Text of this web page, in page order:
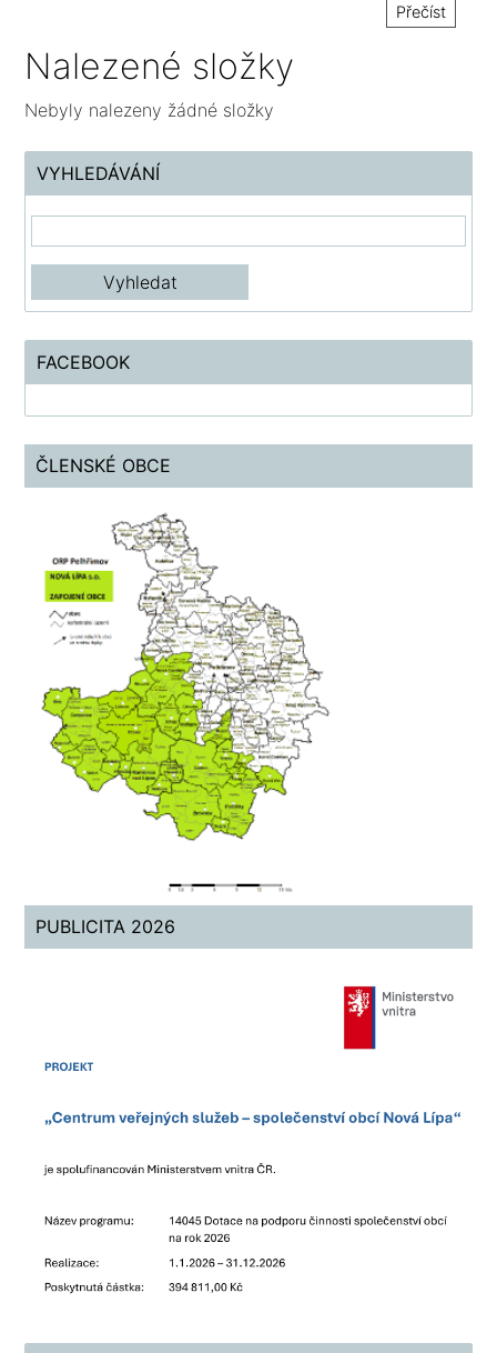
Přečíst
Nalezené složky
Nebyly nalezeny žádné složky
VYHLEDÁVÁNÍ
FACEBOOK
ČLENSKÉ OBCE
PUBLICITA 2026